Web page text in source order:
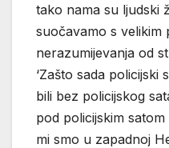
tako nama su ljudski
suočavamo s velikim
nerazumijevanja od
‘Zašto sada policijski
bili bez policijskog
pod policijskim
mi smo u zapadnoj